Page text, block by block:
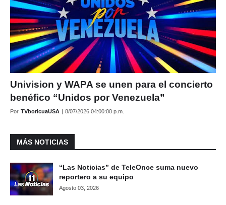
Univision y WAPA se unen para el concierto
benéfico “Unidos por Venezuela”
Por TVboricuaUSA | 8/07/2026 04:00:00 p.m.
MÁS NOTICIAS
“Las Noticias” de TeleOnce suma nuevo
reportero a su equipo
Agosto 03, 2026